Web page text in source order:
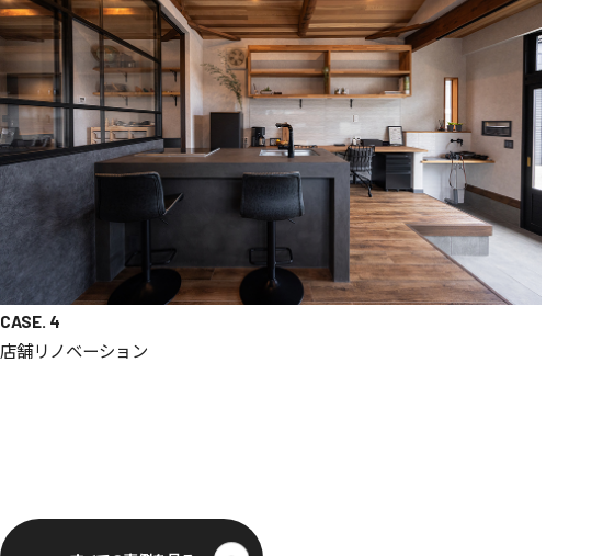
CASE. 4
店舗リノベーション